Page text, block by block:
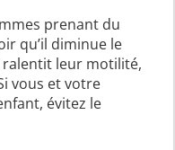
prenant du
qu’il diminue le
leur motilité,
vous et votre
évitez le